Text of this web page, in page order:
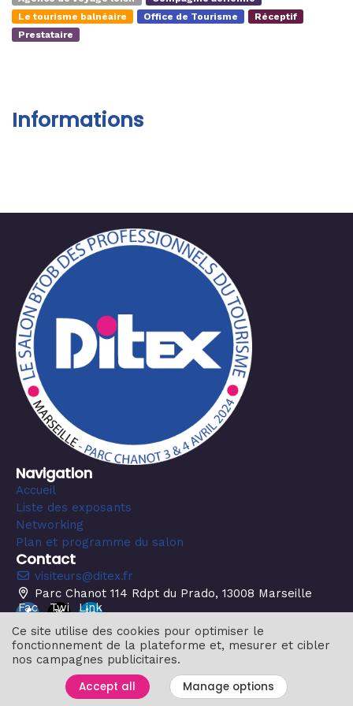
Le tourisme balnéaire
Office de Tourisme
Réceptif
Prestataire
Informations
Navigation
Accueil
Liste des exposants
Networking
Plan et programme du salon
Contact
visiteurs@ditex.fr
Parc Chanot 114 Rdpt du Prado, 13008 Marseille
Fac
ok
Twi
Link
© 2024 MyEventStory - Tous les droits sont réservés
Manage your GDPR options
Ce site utilise des cookies pour optimiser le
fonctionnement de la plateforme et, mesurer et cibler
nos campagnes publicitaires.
Accept all Manage options